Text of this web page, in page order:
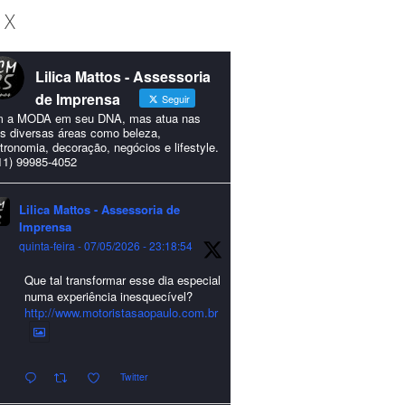
Lilica Mattos - Assessoria
de Imprensa
Seguir
a MODA em seu DNA, mas atua nas
diversas áreas como beleza,
decoração, negócios e lifestyle.
99985-4052
Lilica Mattos - Assessoria de
Imprensa
quinta-feira - 07/05/2026 - 23:18:54
Que tal transformar esse dia especial
numa experiência inesquecível?
http://www.motoristasaopaulo.com.br
Twitter